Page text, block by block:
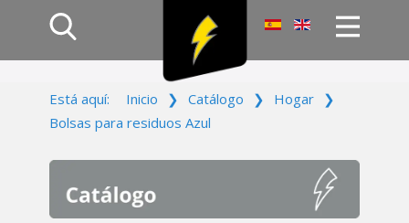
Productos
Contacto
Está aquí: Inicio ❯ Catálogo ❯ Hogar ❯
Bolsas para residuos Azul